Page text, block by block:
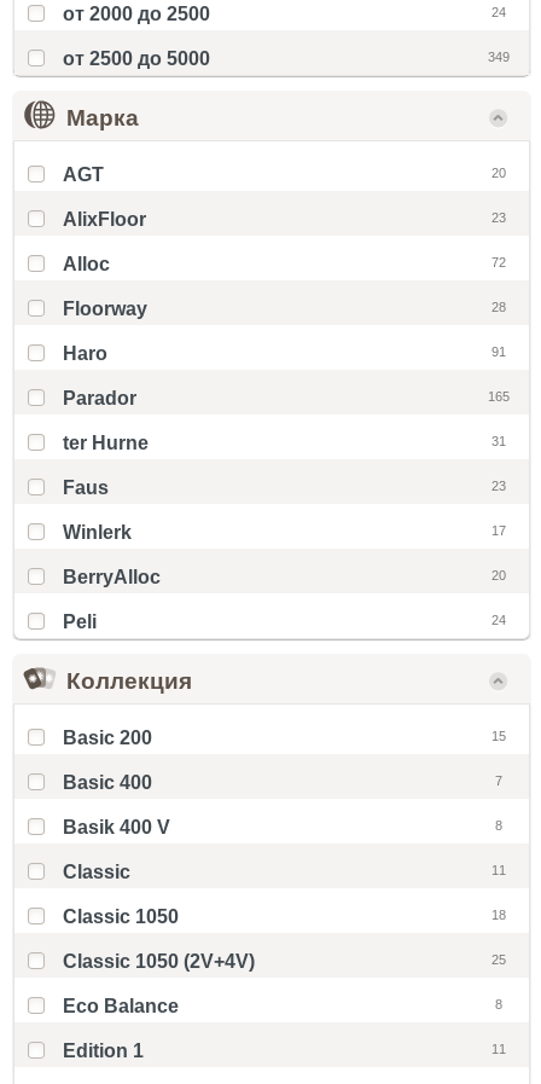
от 2000 до 2500 24
от 2500 до 5000 349
Марка
AGT 20
AlixFloor 23
Alloc 72
Floorway 28
Haro 91
Parador 165
ter Hurne 31
Faus 23
Winlerk 17
BerryAlloc 20
Peli 24
Коллекция
Basic 200 15
Basic 400 7
Basik 400 V 8
Classic 11
Classic 1050 18
Classic 1050 (2V+4V) 25
Eco Balance 8
Edition 1 11